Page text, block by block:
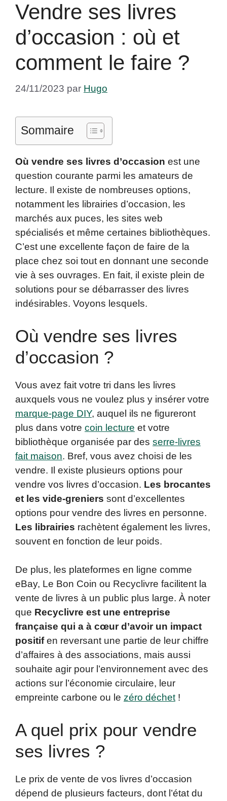
Vendre ses livres
d’occasion : où et
comment le faire ?
24/11/2023 par Hugo
Sommaire
Où vendre ses livres d’occasion est une
question courante parmi les amateurs de
lecture. Il existe de nombreuses options,
notamment les librairies d’occasion, les
marchés aux puces, les sites web
spécialisés et même certaines bibliothèques.
C’est une excellente façon de faire de la
place chez soi tout en donnant une seconde
vie à ses ouvrages. En fait, il existe plein de
solutions pour se débarrasser des livres
indésirables. Voyons lesquels.
Où vendre ses livres
d’occasion ?
Vous avez fait votre tri dans les livres
auxquels vous ne voulez plus y insérer votre
marque-page DIY, auquel ils ne figureront
plus dans votre coin lecture et votre
bibliothèque organisée par des serre-livres
fait maison. Bref, vous avez choisi de les
vendre. Il existe plusieurs options pour
vendre vos livres d’occasion. Les brocantes
et les vide-greniers sont d’excellentes
options pour vendre des livres en personne.
Les librairies rachètent également les livres,
souvent en fonction de leur poids.
De plus, les plateformes en ligne comme
eBay, Le Bon Coin ou Recyclivre facilitent la
vente de livres à un public plus large. À noter
que Recyclivre est une entreprise
française qui a à cœur d’avoir un impact
positifen reversant une partie de leur chiffre
d’affaires à des associations, mais aussi
souhaite agir pour l’environnement avec des
actions sur l’économie circulaire, leur
empreinte carbone ou le zéro déchet !
A quel prix pour vendre
ses livres ?
Le prix de vente de vos livres d’occasion
dépend de plusieurs facteurs, dont l’état du